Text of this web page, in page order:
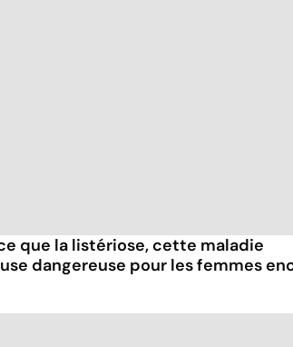
que la listériose, cette maladie
dangereuse pour les femmes